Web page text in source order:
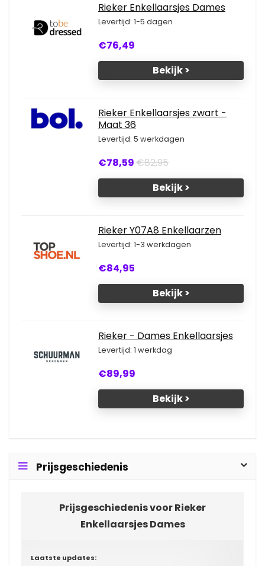
Rieker Enkellaarsjes Dames
Levertijd: 1-5 dagen
€76,49
Bekijk >
Rieker Enkellaarsjes zwart -
Maat 36
Levertijd: 5 werkdagen
€78,59€82,95
Bekijk >
Rieker Y07A8 Enkellaarzen
Levertijd: 1-3 werkdagen
€84,95
Bekijk >
Rieker - Dames Enkellaarsjes
Levertijd: 1 werkdag
€89,99
Bekijk >
Prijsgeschiedenis
Prijsgeschiedenis voor Rieker
Enkellaarsjes Dames
Laatste updates: